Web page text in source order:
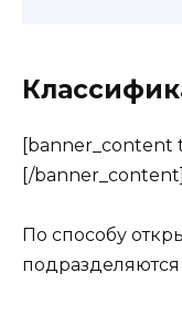
[banner_content
[/banner_content]
По способу